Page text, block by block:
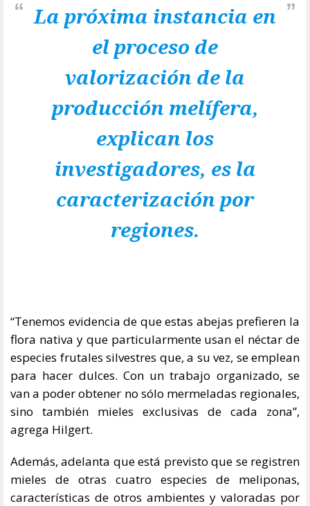
La próxima instancia en
el proceso de
valorización de la
producción melífera,
explican los
investigadores, es la
caracterización por
regiones.
“Tenemos evidencia de que estas abejas prefieren la
flora nativa y que particularmente usan el néctar de
especies frutales silvestres que, a su vez, se emplean
para hacer dulces. Con un trabajo organizado, se
van a poder obtener no sólo mermeladas regionales,
sino también mieles exclusivas de cada zona”,
agrega Hilgert.
Además, adelanta que está previsto que se registren
mieles de otras cuatro especies de meliponas,
características de otros ambientes y valoradas por